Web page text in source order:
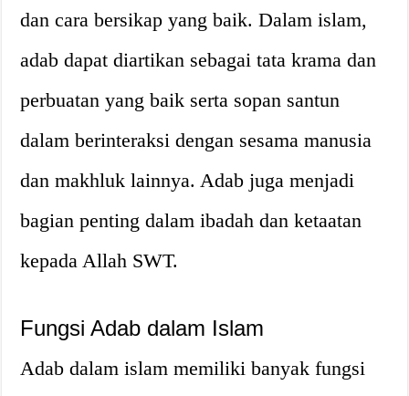
dan cara bersikap yang baik. Dalam islam,
adab dapat diartikan sebagai tata krama dan
perbuatan yang baik serta sopan santun
dalam berinteraksi dengan sesama manusia
dan makhluk lainnya. Adab juga menjadi
bagian penting dalam ibadah dan ketaatan
kepada Allah SWT.
Fungsi Adab dalam Islam
Adab dalam islam memiliki banyak fungsi